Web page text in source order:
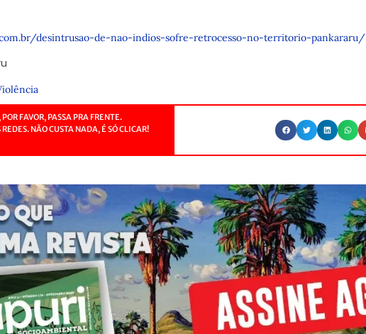
desintrusao-de-nao-indios-sofre-retrocesso-no-territorio-pankararu/
FAVOR, PASSA PRA FRENTE.
NÃO CUSTA NADA, É SÓ CLICAR!